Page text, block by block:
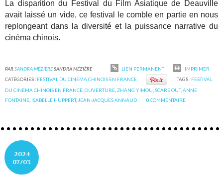
La disparition du Festival du Film Asiatique de Deauville
avait laissé un vide, ce festival le comble en partie en nous
replongeant dans la diversité et la puissance narrative du
cinéma chinois.
PARSANDRA MÉZIÈRESANDRA MÉZIÈRE LIEN PERMANENT
IMPRIMER
CATÉGORIES : FESTIVAL DU CINÉMA CHINOIS EN FRANCE TAGS : FESTIVAL
DU CINÉMA CHINOIS EN FRANCE ,OUVERTURE ,ZHANG YIMOU ,SCARE OUT,ANNE
FONTAINE ISABELLE HUPPERT, JEAN-JACQUES ANNAUD 0COMMENTAIRE
2024
07/03